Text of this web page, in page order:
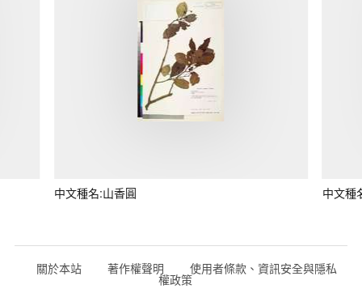
中文種名:山香圓 中文種
關於本站 著作權聲明 使用者條款、資訊安全與隱私
權政策